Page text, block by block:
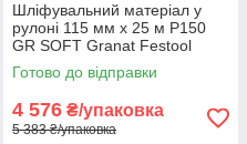
Шліфувальний матеріал у
рулоні 115 мм x 25 м P150
GR SOFT Granat Festool
497092
Готово до відправки
4 576 ₴/упаковка
5 383 ₴/упаковка